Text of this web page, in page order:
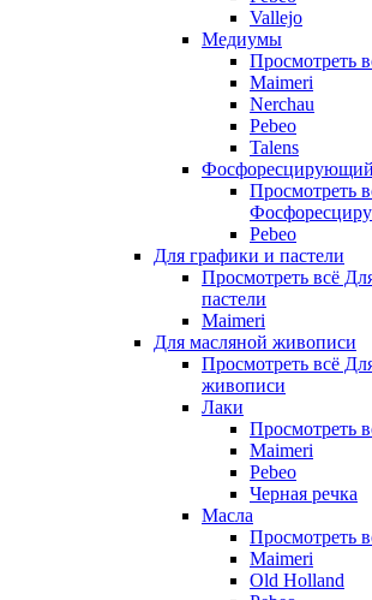
Vallejo
Медиумы
Просмотреть
Maimeri
Nerchau
Pebeo
Talens
Фосфоресцирующий
Просмотреть
Pebeo
Для графики и пастели
Просмотреть всё
пастели
Maimeri
Для масляной живописи
Просмотреть всё
живописи
Лаки
Просмотреть
Maimeri
Pebeo
Черная речка
Масла
Просмотреть
Maimeri
Old Holland